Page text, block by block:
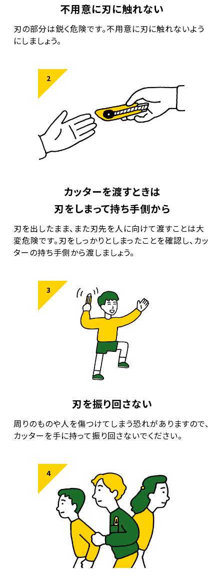
不用意に刃に触れない
刃の部分は鋭く危険です。不用意に刃に触れないよう
にしましょう。
カッターを渡すときは
刃をしまって持ち手側から
刃を出したまま、また刃先を人に向けて渡すことは大
変危険です。刃をしっかりとしまったことを確認し、カッ
ターの持ち手側から渡しましょう。
刃を振り回さない
周りのものや人を傷つけてしまう恐れがありますので、
カッターを手に持って振り回さないでください。